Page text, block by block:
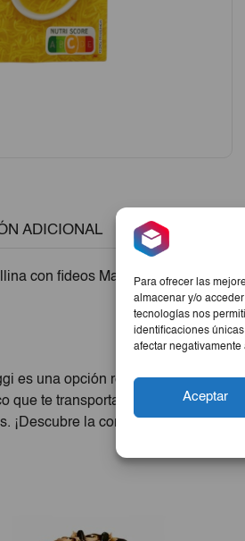
Para ofrecer las
almacenar y/o
tecnologías nos
identificaciones
afectar negativamente
Aceptar
ADICIONAL
con fideos Maggi, ideal para
es una opción reconfortante y
que te transportará a momentos
¡Descubre la comodidad y el sabor